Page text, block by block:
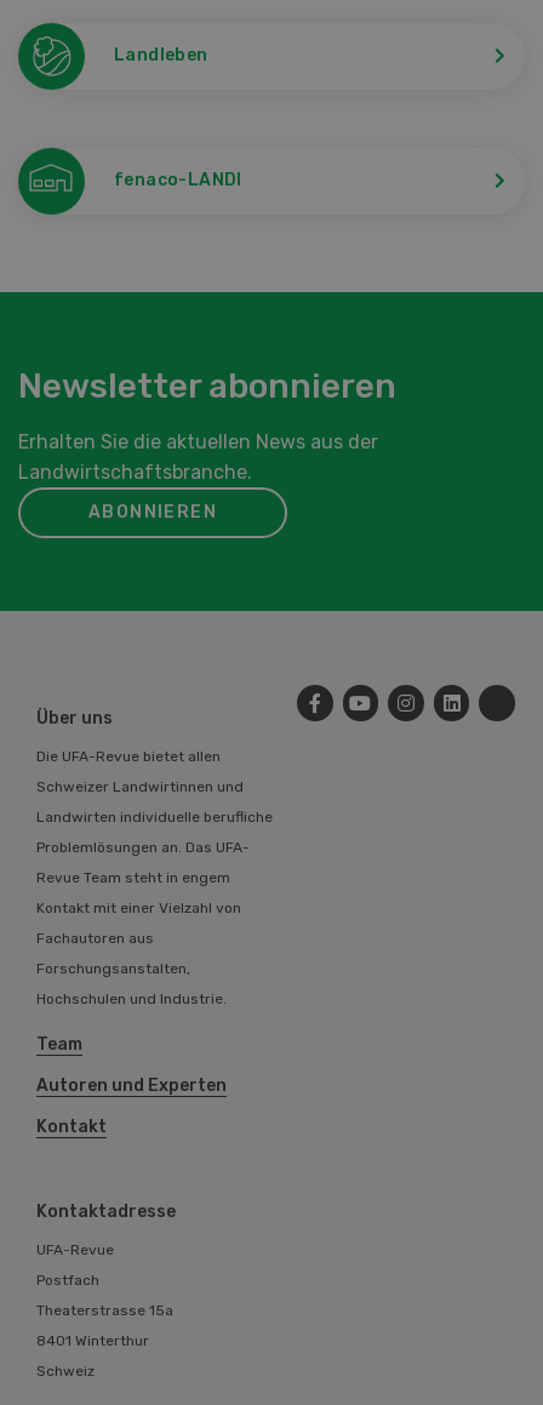
Landleben
fenaco-LANDI
Newsletter abonnieren
Erhalten Sie die aktuellen News aus der
Landwirtschaftsbranche.
ABONNIEREN
Über uns
Die UFA-Revue bietet allen
Schweizer Landwirtinnen und
Landwirten individuelle berufliche
Problemlösungen an. Das UFA-
Revue Team steht in engem
Kontakt mit einer Vielzahl von
Fachautoren aus
Forschungsanstalten,
Hochschulen und Industrie.
Team
Autoren und Experten
Kontakt
Kontaktadresse
UFA-Revue
Postfach
Theaterstrasse 15a
8401 Winterthur
Schweiz